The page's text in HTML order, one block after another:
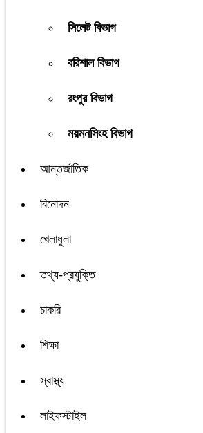
সিলেট বিভাগ
বরিশাল বিভাগ
রংপুর বিভাগ
ময়মনসিংহ বিভাগ
আন্তর্জাতিক
বিনোদন
খেলাধুলা
তথ্য-প্রযুক্তি
চাকরি
শিক্ষা
স্বাস্থ্য
লাইফস্টাইল